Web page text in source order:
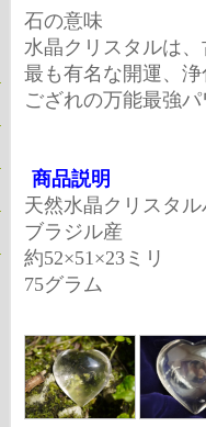
石の意味
水晶クリスタルは
最も有名な開運、
ござれの万能最強
商品説明
天然水晶クリスタ
ブラジル産
約52×51×23ミリ
75グラム